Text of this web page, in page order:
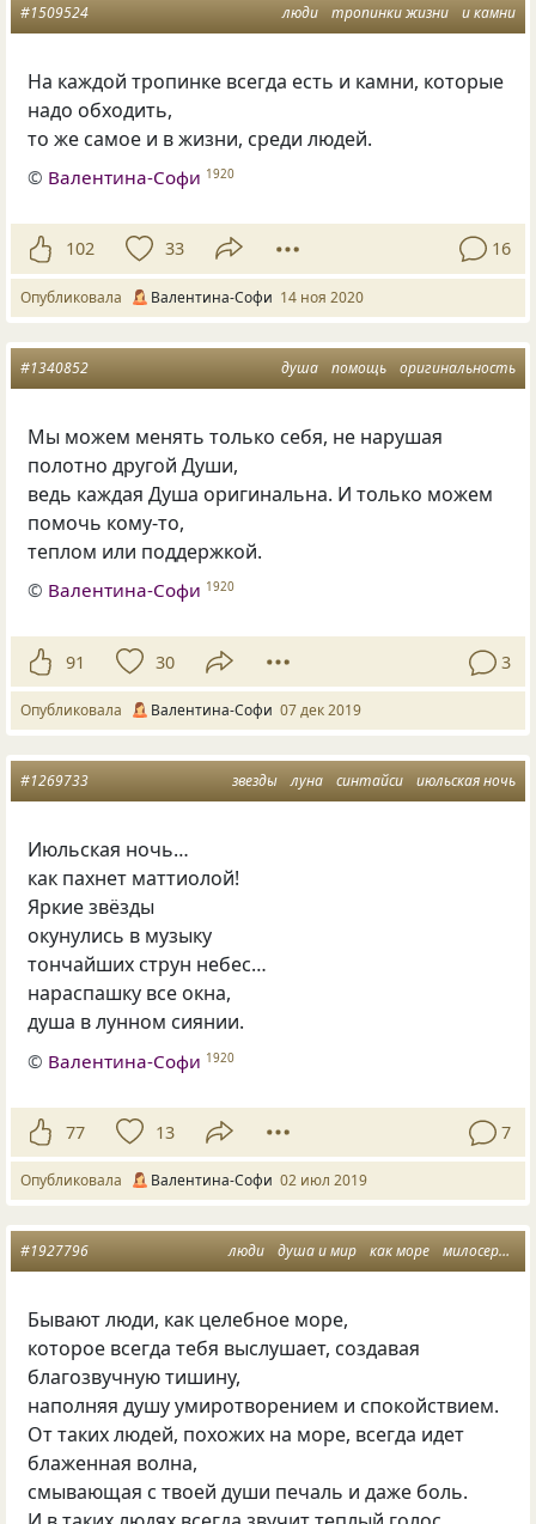
люди тропинки жизни и камни
#1509524
На каждой тропинке всегда есть и камни, которые
надо обходить,
то же самое и в жизни, среди людей.
© Валентина-Софи 1920
102 33 16
Опубликовала Валентина-Софи 14 ноя 2020
душа помощь оригинальность
#1340852
Мы можем менять только себя, не нарушая
полотно другой Души,
ведь каждая Душа оригинальна. И только можем
помочь кому-то,
теплом или поддержкой.
© Валентина-Софи 1920
91 30 3
Опубликовала Валентина-Софи 07 дек 2019
звезды луна синтайси июльская ночь
#1269733
Июльская ночь…
как пахнет маттиолой!
Яркие звёзды
окунулись в музыку
тончайших струн небес…
нараспашку все окна,
душа в лунном сиянии.
© Валентина-Софи 1920
77 13 7
Опубликовала Валентина-Софи 02 июл 2019
люди душа и мир как море милосердие и добро
#1927796
Бывают люди, как целебное море,
которое всегда тебя выслушает, создавая
благозвучную тишину,
наполняя душу умиротворением и спокойствием.
От таких людей, похожих на море, всегда идет
блаженная волна,
смывающая с твоей души печаль и даже боль.